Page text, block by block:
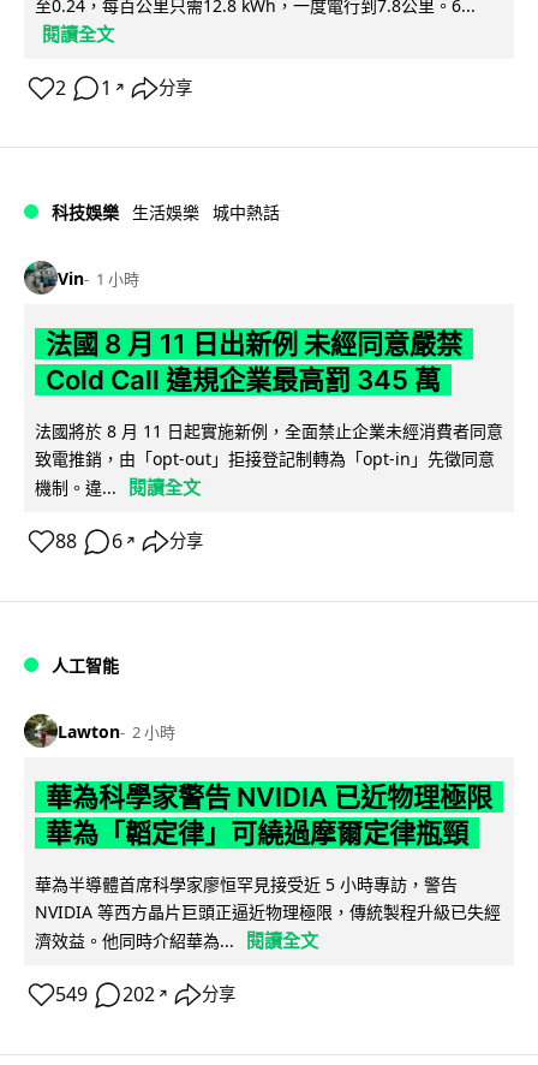
至0.24，每百公里只需12.8 kWh，一度電行到7.8公里。6...
閱讀全文
2 1 ↗ 分享
科技娛樂 生活娛樂 城中熱話
Vin 1 小時
法國 8 月 11 日出新例 未經同意嚴禁
Cold Call 違規企業最高罰 345 萬
法國將於 8 月 11 日起實施新例，全面禁止企業未經消費者同意
致電推銷，由「opt-out」拒接登記制轉為「opt-in」先徵同意
機制。違...
閱讀全文
88 6 ↗ 分享
人工智能
Lawton 2 小時
華為科學家警告 NVIDIA 已近物理極限
華為「韜定律」可繞過摩爾定律瓶頸
華為半導體首席科學家廖恒罕見接受近 5 小時專訪，警告
NVIDIA 等西方晶片巨頭正逼近物理極限，傳統製程升級已失經
濟效益。他同時介紹華為...
閱讀全文
549 202 ↗ 分享